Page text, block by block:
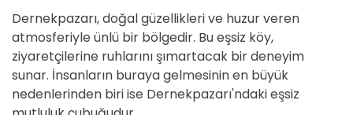
Dernekpazarı, doğal güzellikleri ve huzur veren
atmosferiyle ünlü bir bölgedir. Bu eşsiz köy,
ziyaretçilerine ruhlarını şımartacak bir deneyim
sunar. İnsanların buraya gelmesinin en büyük
nedenlerinden biri ise Dernekpazarı'ndaki eşsiz